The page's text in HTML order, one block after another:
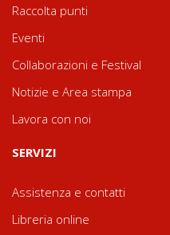
Raccolta punti
Eventi
Collaborazioni e Festival
Notizie e Area stampa
Lavora con noi
SERVIZI
Assistenza e contatti
Libreria online